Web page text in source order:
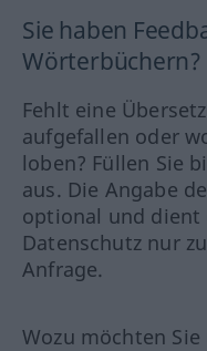
Sie haben
Wörterbüchern?
Fehlt eine
aufgefallen oder
loben? Füllen Sie
aus. Die Angabe
optional und dient
Datenschutz nur
Anfrage.
Wozu möchten